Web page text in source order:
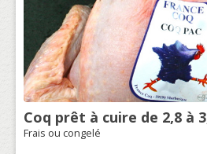
Coq prêt à cuire de 2,8 à
Frais ou congelé